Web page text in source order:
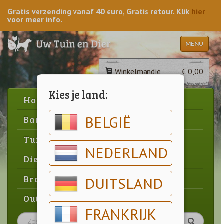
Kies je land:
BELGIË
NEDERLAND
DUITSLAND
FRANKRIJK
Gratis verzending vanaf 40 euro, Gratis retour. Klik hier
voor meer info.
MENU
Winkelmandje € 0,00
Home
Barbecue
Tuin
Dier
Brood & gebak
Outlet